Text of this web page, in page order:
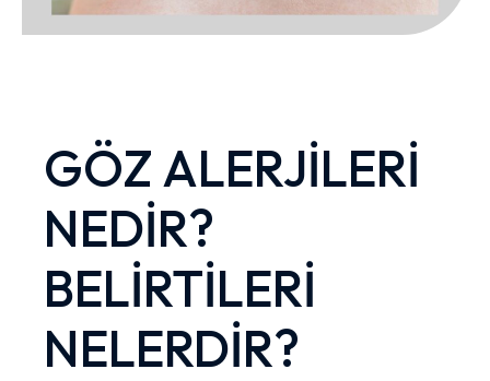
GÖZ ALERJİLERİ
NEDİR?
BELİRTİLERİ
NELERDİR?